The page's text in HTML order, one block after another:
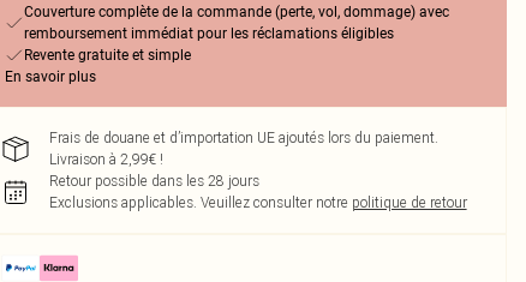
Couverture complète de la commande (perte, vol, dommage) avec
remboursement immédiat pour les réclamations éligibles
Revente gratuite et simple
En savoir plus
Frais de douane et d’importation UE ajoutés lors du paiement.
Livraison à 2,99€ !
Retour possible dans les 28 jours
Exclusions applicables. Veuillez consulter notre politique de retour